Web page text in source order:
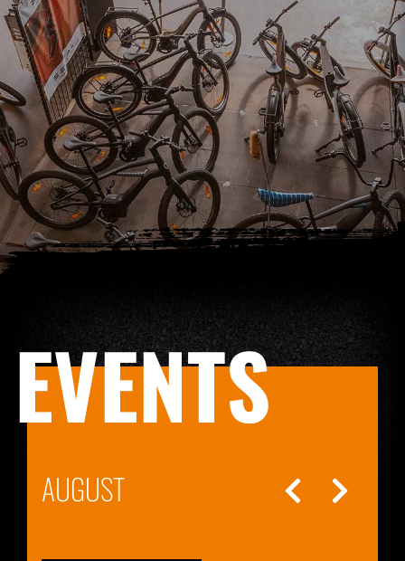
EVENTS
AUGUST